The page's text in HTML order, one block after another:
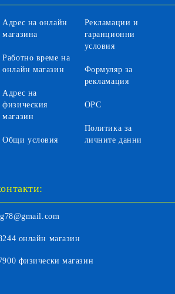
Адрес на онлайн
магазина
Работно време на
онлайн магазин
Адрес на
физическия
магазин
Общи условия
Рекламации и
гаранционни
условия
Формуляр за
рекламация
ОРС
Политика за
личните данни
онлайн магазин
физически магазин